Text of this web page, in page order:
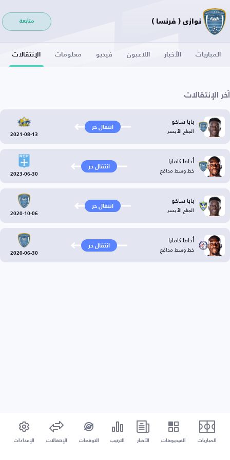
نوازي ( فرنسا ) متابعة
المباريات الأخبار اللاعبون فيديو معلومات الإنتقالات
آخر الإنتقالات
بابا ساخو
الجناح الأيسر انتقال حر
2021-08-13
أداما كامارا
خط وسط مدافع انتقال حر
2023-06-30
بابا ساخو
الجناح الأيسر انتقال حر
2020-10-06
أداما كامارا
خط وسط مدافع انتقال حر
2020-06-30
المباريات الفيديوهات الأخبار الترتيب التوقعات الإنتقالات الإعدادات